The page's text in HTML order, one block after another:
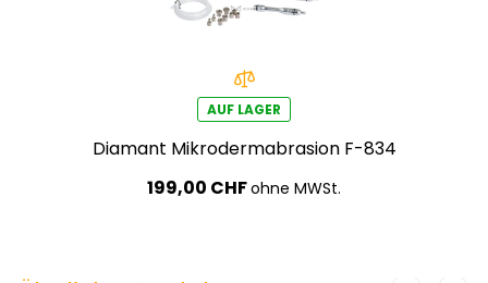
AUF LAGER
Diamant Mikrodermabrasion F-834
199,00 CHFohne MWSt.